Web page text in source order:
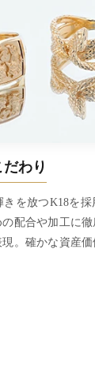
わり
を放つK18を
配合や加工に
。確かな資産